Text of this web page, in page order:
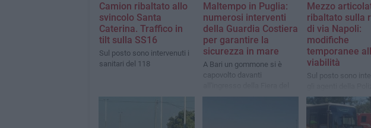
Camion ribaltato allo
svincolo Santa
Caterina. Traffico in
tilt sulla SS16
Sul posto sono intervenuti i
sanitari del 118
Maltempo in Puglia:
numerosi interventi
della Guardia Costiera
per garantire la
sicurezza in mare
A Bari un gommone si è
capovolto davanti
Levante
Mezzo
ribaltato sulla
di via Napoli:
modifiche
temporanee
viabilità
Sul posto sono
Locale e i Vigili del